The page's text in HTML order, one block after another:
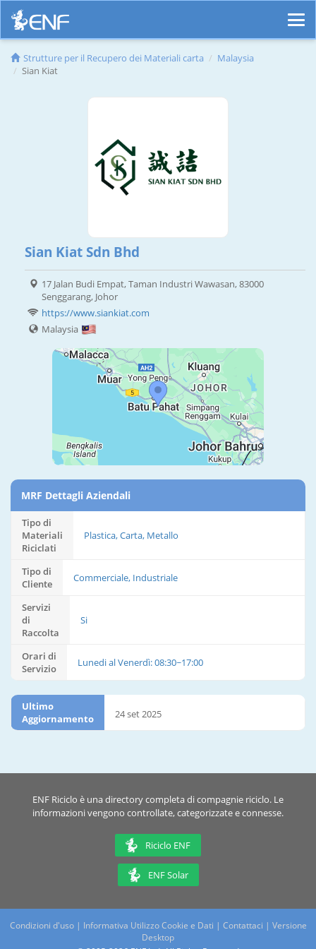
Strutture per il Recupero dei Materiali carta
Malaysia
Sian Kiat
Sian Kiat Sdn Bhd
17 Jalan Budi Empat, Taman Industri Wawasan, 83000
Senggarang, Johor
https://www.siankiat.com
Malaysia
MRF Dettagli Aziendali
Tipo di
Materiali
Riciclati
Plastica, Carta, Metallo
Tipo di
Cliente
Commerciale, Industriale
Servizi
di
Raccolta
Si
Orari di
Servizio
Lunedi al Venerdì: 08:30~17:00
Ultimo
Aggiornamento
24 set 2025
ENF Riciclo è una directory completa di compagnie riciclo. Le
informazioni vengono controllate, categorizzate e connesse.
Riciclo ENF
ENF Solar
Condizioni d'uso| Informativa Utilizzo Cookie e Dati | Contattaci | Versione
Desktop